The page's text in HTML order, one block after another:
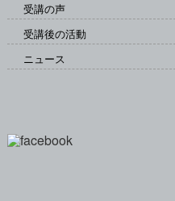
受講の声
受講後の活動
ニュース